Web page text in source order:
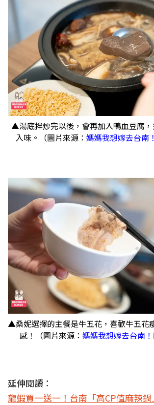
▲湯底拌炒完以後，會再加入鴨血豆腐
入味。（圖片來源： 媽媽我想嫁去台南
▲桑妮選擇的主餐是牛五花，喜歡牛五花
感！（圖片來源： 媽媽我想嫁去台南
延伸閱讀：
龍蝦買一送一！台南「高CP值麻辣